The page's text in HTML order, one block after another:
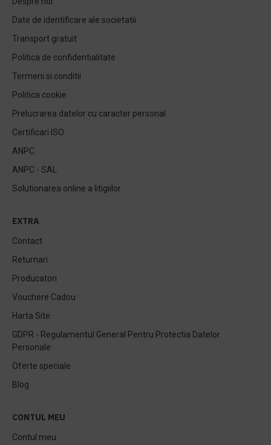
Date de identificare ale societatii
Transport gratuit
Politica de confidentialitate
Termeni si conditii
Politica cookie
Prelucrarea datelor cu caracter personal
Certificari ISO
ANPC
ANPC - SAL
Solutionarea online a litigiilor
EXTRA
Contact
Returnari
Producatori
Vouchere Cadou
Harta Site
GDPR - Regulamentul General Pentru Protectia Datelor
Personale
Oferte speciale
Blog
CONTUL MEU
Contul meu